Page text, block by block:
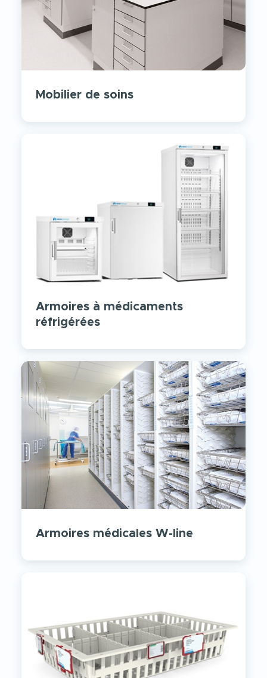
Mobilier de soins
Armoires à médicaments
réfrigérées
Armoires médicales W-line